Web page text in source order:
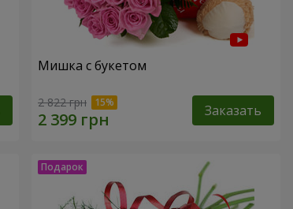
Мишка с букетом
2 822 грн Заказать